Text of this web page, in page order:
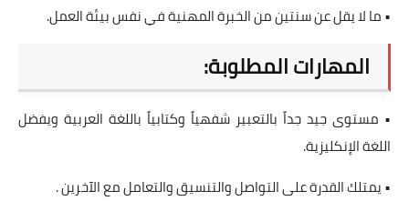
• ما لا يقل عن سنتين من الخبرة المهنية في نفس بيئة العمل.
المهارات المطلوبة:
• مستوى جيد جداً بالتعبير شفهياً وكتابياً باللغة العربية ويفضل
اللغة الإنكليزية.
• يمتلك القدرة على التواصل والتنسيق والتعامل مع الآخرين .